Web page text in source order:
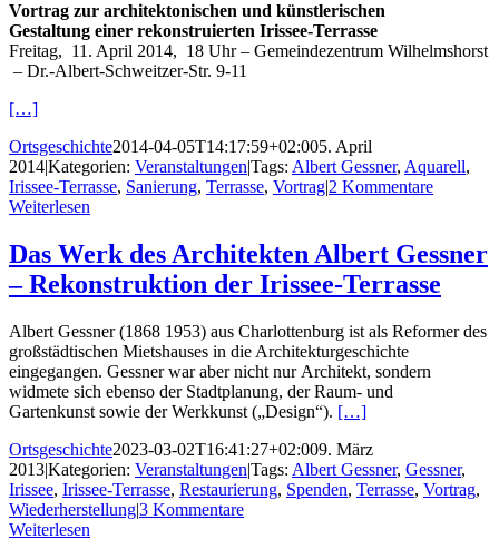
Vortrag zur architektonischen und künstlerischen
Gestaltung einer rekonstruierten Irissee-Terrasse
Freitag, 11. April 2014, 18 Uhr – Gemeindezentrum Wilhelmshorst
– Dr.-Albert-Schweitzer-Str. 9-11
[…]
Ortsgeschichte2014-04-05T14:17:59+02:005. April
2014|Kategorien: Veranstaltungen|Tags: Albert Gessner, Aquarell,
Irissee-Terrasse, Sanierung, Terrasse, Vortrag|2 Kommentare
Weiterlesen
Das Werk des Architekten Albert Gessner
– Rekonstruktion der Irissee-Terrasse
Albert Gessner (1868 1953) aus Charlottenburg ist als Reformer des
großstädtischen Mietshauses in die Architekturgeschichte
eingegangen. Gessner war aber nicht nur Architekt, sondern
widmete sich ebenso der Stadtplanung, der Raum- und
Gartenkunst sowie der Werkkunst („Design“). […]
Ortsgeschichte2023-03-02T16:41:27+02:009. März
2013|Kategorien: Veranstaltungen|Tags: Albert Gessner, Gessner,
Irissee, Irissee-Terrasse, Restaurierung, Spenden, Terrasse, Vortrag,
Wiederherstellung|3 Kommentare
Weiterlesen